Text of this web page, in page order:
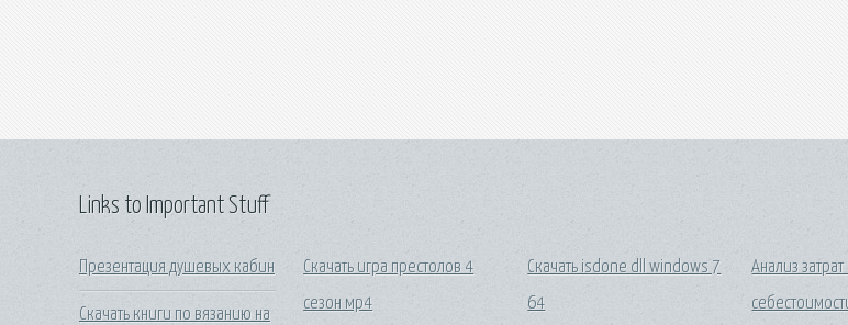
Links to Important Stuff
Презентация душевых кабин
Скачать книги по вязанию на
Скачать игра престолов 4
сезон мр4
Скачать isdone dll windows 7
64
Анализ затрат